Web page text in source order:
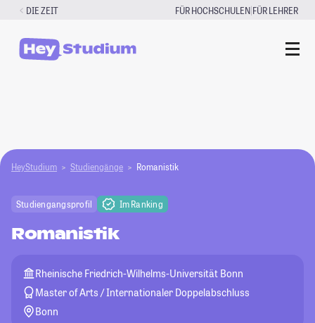
Zum
springen
DIE ZEIT FÜR HOCHSCHULEN|FÜR LEHRER
HeyStudium Studiengänge Romanistik
Studiengangsprofil Im Ranking
Romanistik
Rheinische Friedrich-Wilhelms-Universität Bonn
Master of Arts / Internationaler Doppelabschluss
Bonn